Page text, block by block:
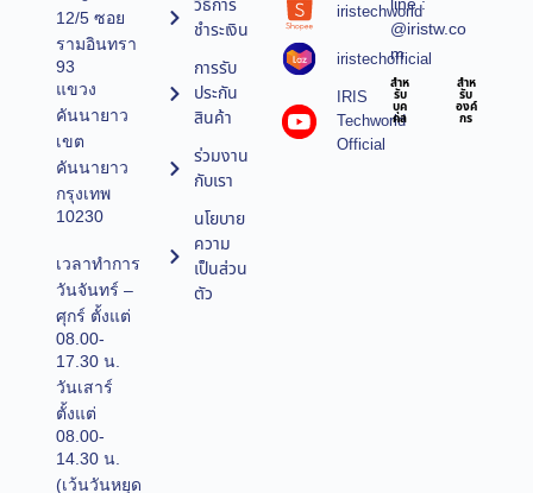
12/5 ซอย
รามอินทรา
93
แขวง
คันนายาว
เขต
คันนายาว
กรุงเทพ
10230
เวลาทำการ
วันจันทร์ –
ศุกร์ ตั้งแต่
08.00-
17.30 น.
วันเสาร์
ตั้งแต่
08.00-
14.30 น.
(เว้นวันหยุด
วิธีการ
ชำระเงิน
การรับ
ประกัน
สินค้า
ร่วมงาน
กับเรา
นโยบาย
ความ
เป็นส่วน
ตัว
iristechworld
iristechofficial
IRIS
Techworld
Official
@iristw.co
m
สำห
รับ
บุค
คล
สำห
รับ
องค์
กร